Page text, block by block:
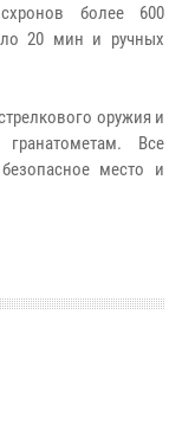
более 600
20 мин и ручных
оружия и
Все
место и